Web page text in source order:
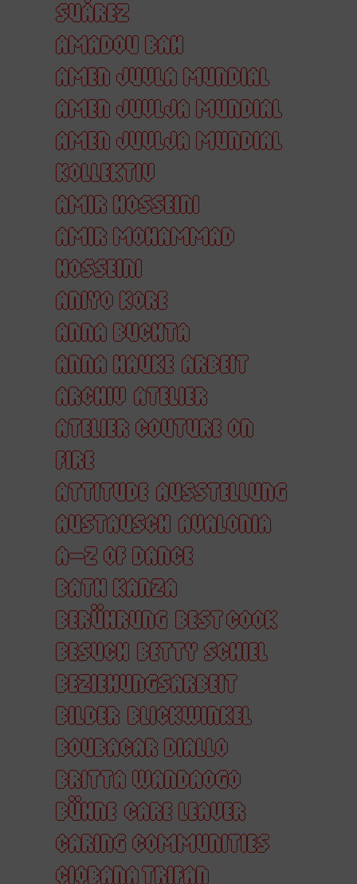
SUÁREZ
AMADOU BAH
AMEN JUVLA MUNDIAL
AMEN JUVLJA MUNDIAL
AMEN JUVLJA MUNDIAL
KOLLEKTIV
AMIR HOSSEINI
AMIR MOHAMMAD
HOSSEINI
ANIYO KORE
ANNA BUCHTA
ANNA HAUKE ARBEIT
ARCHIV ATELIER
ATELIER COUTURE ON
FIRE
ATTITUDE AUSSTELLUNG
AUSTAUSCH AVALONIA
A–Z OF DANCE
BATH KANZA
BERÜHRUNG BEST COOK
BESUCH BETTY SCHIEL
BEZIEHUNGSARBEIT
BILDER BLICKWINKEL
BOUBACAR DIALLO
BRITTA WANDAOGO
BÜHNE CARE LEAVER
CARING COMMUNITIES
CIOBANA TRIFAN